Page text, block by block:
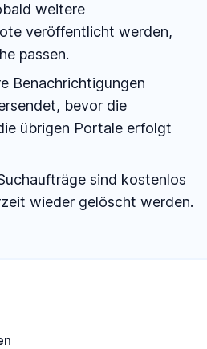
weitere
veröffentlicht werden,
passen.
Benachrichtigungen
bevor die
übrigen Portale erfolgt
sind kostenlos
wieder gelöscht werden.